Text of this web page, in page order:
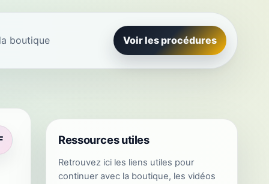
boutique Voir les procédures
Ressources utiles
Retrouvez ici les liens utiles pour
continuer avec la boutique, les vidéos